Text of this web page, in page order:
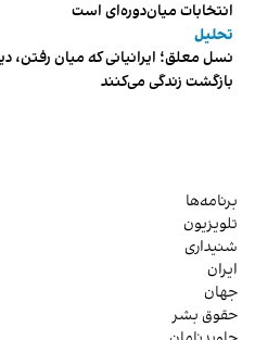
انتخابات میان‌دوره‌ای است
تحلیل
نسل معلق؛ ایرانیانی که میان رفتن،
بازگشت زندگی می‌کنند
برنامه‌ها
تلویزیون
شنیداری
ایران
جهان
حقوق بشر